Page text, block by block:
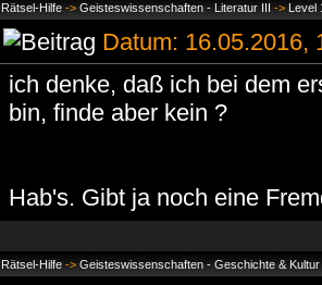
Rätsel-Hilfe -> Geisteswissenschaften - Literatur III -> Level
Datum:
ich denke, daß ich bei dem
bin, finde aber kein ?
Hab's. Gibt ja noch eine
Rätsel-Hilfe -> Geisteswissenschaften - Geschichte & Kultur